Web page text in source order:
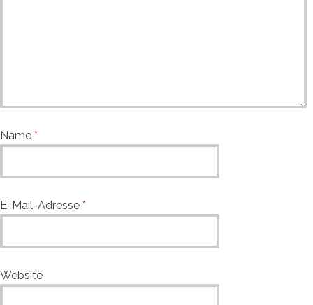
Name *
E-Mail-Adresse *
Website